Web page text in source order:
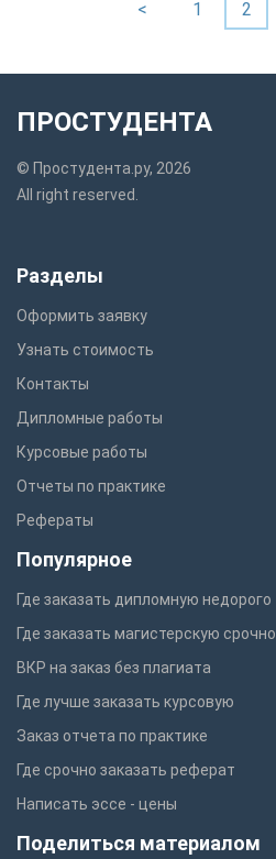
< 1 2
ПРОСТУДЕНТА
© Простудента.ру, 2026
All right reserved.
Разделы
Оформить заявку
Узнать стоимость
Контакты
Дипломные работы
Курсовые работы
Отчеты по практике
Рефераты
Популярное
Где заказать дипломную недорого
Где заказать магистерскую срочно
ВКР на заказ без плагиата
Где лучше заказать курсовую
Заказ отчета по практике
Где срочно заказать реферат
Написать эссе - цены
Поделиться материалом